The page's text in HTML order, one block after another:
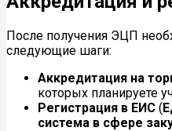
После получения ЭЦП
следующие шаги:
Аккредитация на
которых планируете
Регистрация в ЕИС (
система в сфере